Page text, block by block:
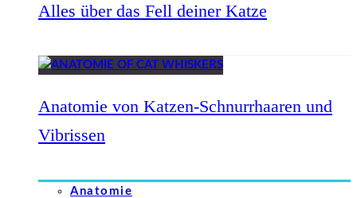
Alles über das Fell deiner Katze
Anatomie von Katzen-Schnurrhaaren und
Vibrissen
Anatomie